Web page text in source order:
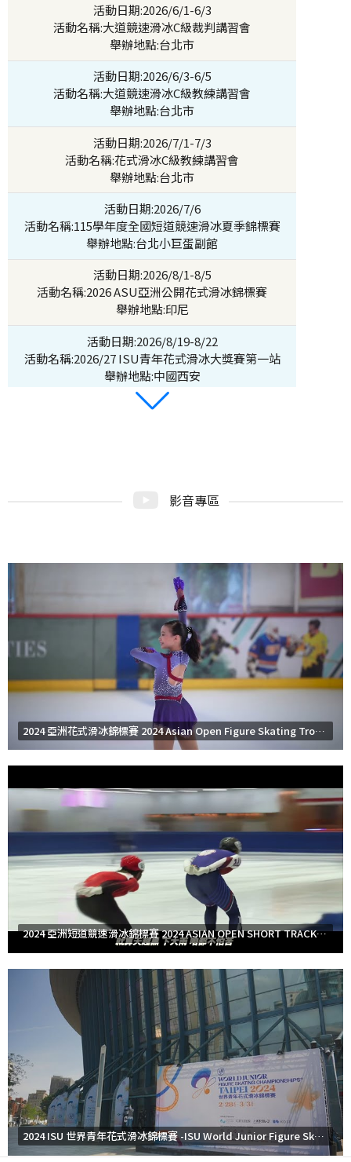
活動日期:2026/6/1-6/3
活動名稱:大道競速滑冰C級裁判講習會
舉辦地點:台北市
活動日期:2026/6/3-6/5
活動名稱:大道競速滑冰C級教練講習會
舉辦地點:台北市
活動日期:2026/7/1-7/3
活動名稱:花式滑冰C級教練講習會
舉辦地點:台北市
活動日期:2026/7/6
活動名稱:115學年度全國短道競速滑冰夏季錦標賽
舉辦地點:台北小巨蛋副館
活動日期:2026/8/1-8/5
活動名稱:2026 ASU亞洲公開花式滑冰錦標賽
舉辦地點:印尼
活動日期:2026/8/19-8/22
活動名稱:2026/27 ISU青年花式滑冰大獎賽第一站
舉辦地點:中國西安
活動日期:2026/8/23-8/26
舉辦地點:印度-新德里
活動日期:2026/9/2-9/5
活動名稱:2026/27 ISU青年花式滑冰大獎賽第三站-泰國
站
舉辦地點:泰國曼谷
活動日期:2026/9/16-9/19
活動名稱:2026/27 ISU青年花式滑冰大獎賽第四站-土耳
其站
舉辦地點:土耳其安卡拉
活動日期:2026/9/23-9/26
活動名稱:2026/27 ISU青年花式滑冰大獎賽第五站-喬治
亞站
活動日期:2026/9/30-10/3
活動名稱:2026/27 ISU青年花式滑冰大獎賽第六站-斯洛
維尼亞站
舉辦地點:斯洛維尼亞
活動日期:2026/10/7-10/10
活動名稱:2026/27 ISU青年花式滑冰大獎賽第七站-波蘭
舉辦地點:波蘭格但斯克
活動日期:2026/10/19-10/23
活動名稱:花式滑冰A級裁判講習會
舉辦地點:台北市
活動日期:2026/10/24-10/25
活動名稱:115學年度全國花式滑冰錦標賽
舉辦地點:台北小巨蛋副館
活動日期:2026/10/23-10/25
活動名稱:2026/27 ISU短道競速滑冰世界巡迴賽-第一站
舉辦地點:加拿大溫哥華
活動日期:2026/10/27-10/30
活動名稱:花式滑冰B級裁判講習會
影音專區
2024 亞洲花式滑冰錦標賽 2024 Asian Open Figure Skating Trophy
2024 亞洲短道競速滑冰錦標賽 2024 ASIAN OPEN SHORT TRACK SPEED SKATING TROPHY
2024 ISU 世界青年花式滑冰錦標賽 -ISU World Junior Figure Skating Championships Taipei 2024